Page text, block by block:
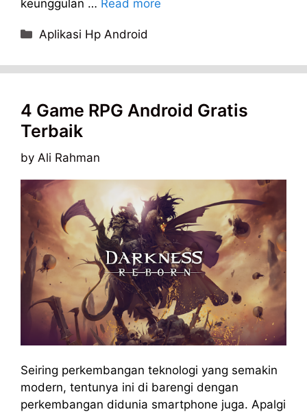
keunggulan … Read more
Categories
Aplikasi Hp Android
4 Game RPG Android Gratis
Terbaik
by Ali Rahman
Seiring perkembangan teknologi yang semakin
modern, tentunya ini di barengi dengan
perkembangan didunia smartphone juga. Apalgi